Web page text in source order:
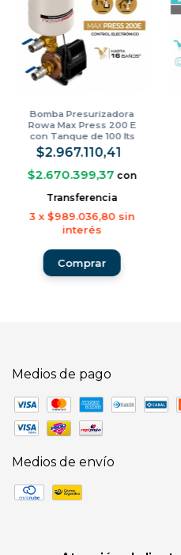
Bomba Presurizadora
Rowa Max Press 200 E
con Tanque de 100 lts
$2.967.110,41
$2.670.399,37 con
Transferencia
3 x $989.036,80 sin
interés
Medios de pago
Medios de envío